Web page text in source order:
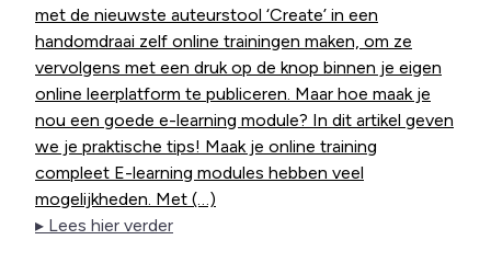
met de nieuwste auteurstool ‘Create’ in een
handomdraai zelf online trainingen maken, om ze
vervolgens met een druk op de knop binnen je eigen
online leerplatform te publiceren. Maar hoe maak je
nou een goede e-learning module? In dit artikel geven
we je praktische tips! Maak je online training
compleet E-learning modules hebben veel
mogelijkheden. Met (…)
▸ Lees hier verder